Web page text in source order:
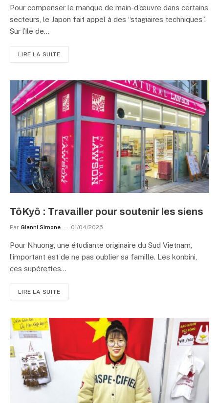
Pour compenser le manque de main-d’œuvre dans certains
secteurs, le Japon fait appel à des “stagiaires techniques”.
Sur l’île de…
LIRE LA SUITE
TôKyô : Travailler pour soutenir les siens
Par Gianni Simone 01/04/2025
Pour Nhuong, une étudiante originaire du Sud Vietnam,
l’important est de ne pas oublier sa famille. Les konbini,
ces supérettes…
LIRE LA SUITE